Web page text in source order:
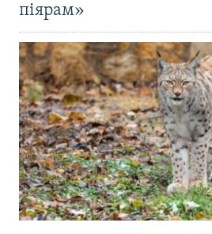
піярам»